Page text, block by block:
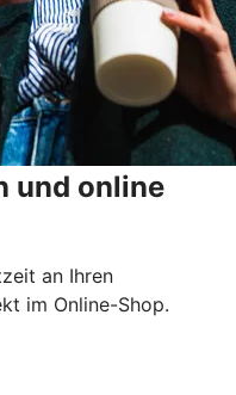
und online
an Ihren
im Online-Shop.